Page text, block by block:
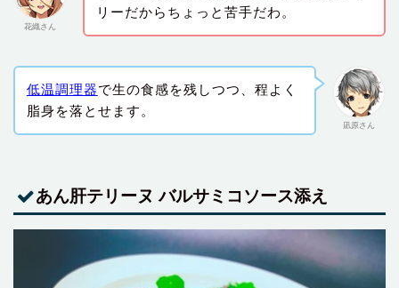
花織さん
リーだからちょっと苦手だわ。
凪原さん
低温調理器で生の食感を残しつつ、程よく
脂身を落とせます。
あん肝テリーヌ バルサミコソース添え